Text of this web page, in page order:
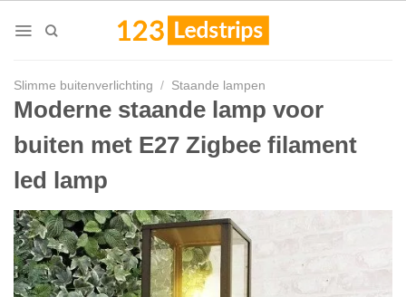
Slimme buitenverlichting / Staande lampen
Moderne staande lamp voor
buiten met E27 Zigbee filament
led lamp